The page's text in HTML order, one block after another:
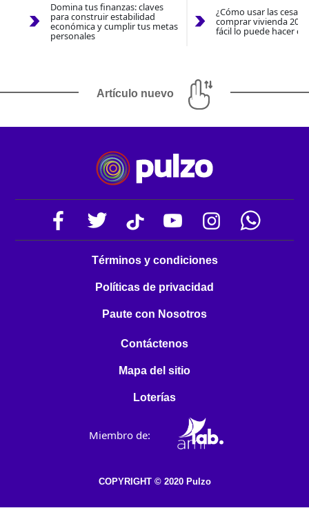
Domina tus finanzas: claves
para construir estabilidad
económica y cumplir tus metas
personales
¿Cómo usar las
comprar vivienda
fácil lo puede hacer
Artículo nuevo
Términos y condiciones
Políticas de privacidad
Paute con Nosotros
Contáctenos
Mapa del sitio
Loterías
Miembro de:
COPYRIGHT © 2020 Pulzo